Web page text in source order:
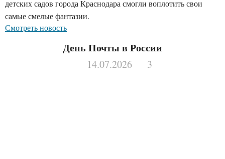
детских садов города Краснодара смогли воплотить свои
самые смелые фантазии.
Смотреть новость
День Почты в России
14.07.2026 3